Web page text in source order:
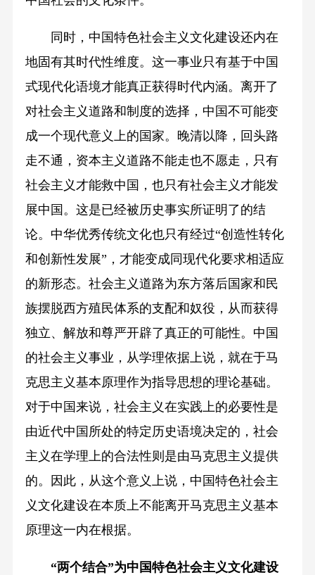
同时，中国特色社会主义文化建设还内在
地固有其时代性维度。这一事业只有基于中国
式现代化语境才能真正获得时代内涵。离开了
对社会主义道路和制度的选择，中国不可能变
成一个现代意义上的国家。晚清以降，回头路
走不通，资本主义道路不能走也不愿走，只有
社会主义才能救中国，也只有社会主义才能发
展中国。这是已经被历史事实所证明了的结
论。中华优秀传统文化也只有经过“创造性转化
和创新性发展”，才能变成同现代化要求相适应
的新形态。社会主义道路为东方落后国家和民
族摆脱西方殖民体系的支配和奴役，从而获得
独立、解放和尊严开辟了真正的可能性。中国
的社会主义事业，从学理依据上说，就在于马
克思主义基本原理作为指导思想的理论基础。
对于中国来说，社会主义在实践上的必要性是
由近代中国所处的特定历史语境决定的，社会
主义在学理上的合法性则是由马克思主义提供
的。因此，从这个意义上说，中国特色社会主
义文化建设在本质上不能离开马克思主义基本
原理这一内在根据。
“两个结合”为中国特色社会主义文化建设